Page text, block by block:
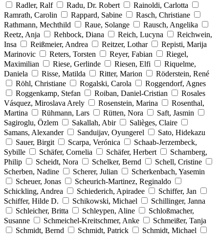
Radler, Ralf
Radu, Dr. Robert
Rainoldi, Carlotta
Ramrath, Carolin
Rappard, Sabine
Rasch, Christiane
Rathmann, Mechthild
Raue, Solange
Rausch, Angelika
Reetz, Anja
Rehbock, Diana Reich, Lucyna
Reichwein,
Insa
Reißmeier, Andrea Reitzer, Lothar
Repisti, Marija
Marinovic
Reters, Torsten Reyer, Fabian
Riegel,
Maximilian
Riese, Gerlinde Riesen, Elfi
Riquelme,
Daniela
Risse, Matilda Ritter, Marion
Röderstein, René
Röhl, Christiane
Rogalski, Carola
Roggendorf, Agnes
Roggenkamp, Stefan
Roiban, Daniel-Cristian
Rosales
Vásquez, Miroslava Arely
Rosenstein, Marina
Rosenthal,
Martina
Rühmann, Lars Rütten, Nora
Saft, Jasmin
Sagiroglu, Özlem
Sakallah, Abir
Salièges, Claire
Samans, Alexander
Sanduijav, Oyungerel
Sato, Hidekazu
Sauer, Birgit
Scarpa, Verónica
Schaab-Jerzembeck,
Sybille
Schäfer, Cornelia Schäfer, Herbert
Scharnberg,
Philip
Scheidt, Nora Schelker, Bernd
Schell, Cristine
Scherben, Nadine
Scherer, Julian
Scherkenbach, Yasemin
Scheuer, Jonas
Scheurich-Martinez, Reginaldo
Schickling, Andrea
Schiederich, Apiradee
Schiffer, Jan
Schiffer, Hilde D.
Schikowski, Michael
Schillinger, Janna
Schleicher, Britta
Schleypen, Aline
Schloßmacher,
Susanne
Schmeichel-Kreitschmer, Anke
Schmeißer, Tanja
Schmidt, Bernd
Schmidt, Patrick
Schmidt, Michael